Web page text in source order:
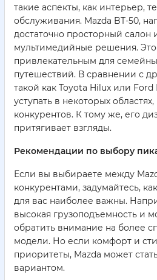
такие аспекты, как интерьер,
обслуживания. Mazda BT-50,
достаточно просторный
мультимедийные решения. Это
привлекательным для
путешествий. В сравнении с
такой как Toyota Hilux или
уступать в некоторых
конкурентов. К тому же, его
притягивает взгляды.
Рекомендации по выбору
Если вы выбираете между
конкурентами, задумайтесь,
для вас наиболее важны.
высокая грузоподъемность и
обратить внимание на более
модели. Но если комфорт и
приоритеты, Mazda может
вариантом.